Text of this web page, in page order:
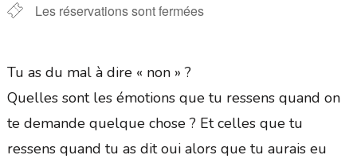
Les réservations sont fermées
Tu as du mal à dire « non » ?
Quelles sont les émotions que tu ressens quand on
te demande quelque chose ? Et celles que tu
ressens quand tu as dit oui alors que tu aurais eu